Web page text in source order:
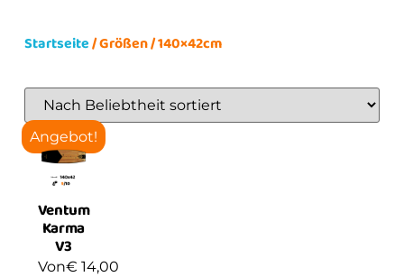
Startseite/ Größen / 140×42cm
Angebot!
Ventum
Karma
V3
Von€ 14,00